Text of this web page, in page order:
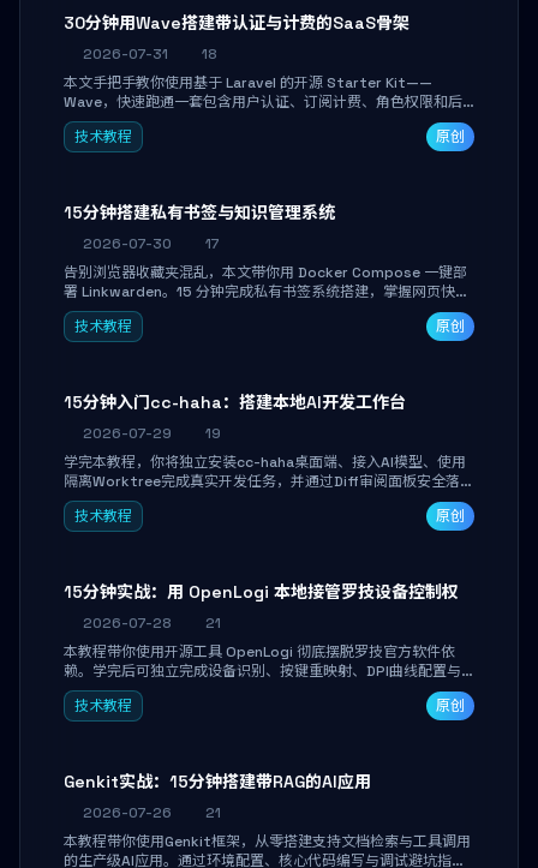
30分钟用Wave搭建带认证与计费的SaaS骨架
2026-07-31
18
本文手把手教你使用基于 Laravel 的开源 Starter Kit——
Wave，快速跑通一套包含用户认证、订阅计费、角色权限和后
台管理的完整 SaaS 骨架。附带 Stripe 测试支付对接与自定义
业务页面开发实战，助你省去重复基建时间，将精力聚焦于核心
技术教程 原创
15分钟搭建私有书签与知识管理系统
2026-07-30
17
告别浏览器收藏夹混乱，本文带你用 Docker Compose 一键部
署 Linkwarden。15 分钟完成私有书签系统搭建，掌握网页快照
归档、高亮批注、分类管理与全文搜索。适合开发者与知识工作
者打造个人知识库，资料统一归档，随时检索。
技术教程 原创
15分钟入门cc-haha：搭建本地AI开发工作台
2026-07-29
19
学完本教程，你将独立安装cc-haha桌面端、接入AI模型、使用
隔离Worktree完成真实开发任务，并通过Diff审阅面板安全落地
AI代码改写。告别终端黑盒操作，让AI在沙箱环境中工作，你只
做审阅和决策。
技术教程 原创
15分钟实战：用 OpenLogi 本地接管罗技设备控制权
2026-07-28
21
本教程带你使用开源工具 OpenLogi 彻底摆脱罗技官方软件依
赖。学完后可独立完成设备识别、按键重映射、DPI曲线配置与
SmartShift调节，实现完全离线控制，保护隐私并释放硬件性
能。
技术教程 原创
Genkit实战：15分钟搭建带RAG的AI应用
2026-07-26
21
本教程带你使用Genkit框架，从零搭建支持文档检索与工具调用
的生产级AI应用。通过环境配置、核心代码编写与调试避坑指